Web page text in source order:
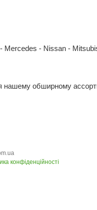
- Nissan -
обширному
конфіденційності